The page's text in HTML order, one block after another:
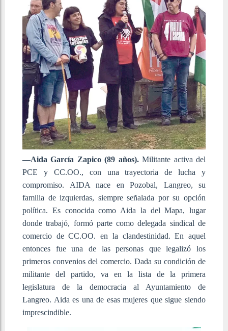
—Aida García Zapico (89 años).Militante activa del
PCE y CC.OO., con una trayectoria de lucha y
compromiso. AIDA nace en Pozobal, Langreo, su
familia de izquierdas, siempre señalada por su opción
política. Es conocida como Aida la del Mapa, lugar
donde trabajó, formó parte como delegada sindical de
comercio de CC.OO. en la clandestinidad. En aquel
entonces fue una de las personas que legalizó los
primeros convenios del comercio. Dada su condición de
militante del partido, va en la lista de la primera
legislatura de la democracia al Ayuntamiento de
Langreo. Aida es una de esas mujeres que sigue siendo
imprescindible.